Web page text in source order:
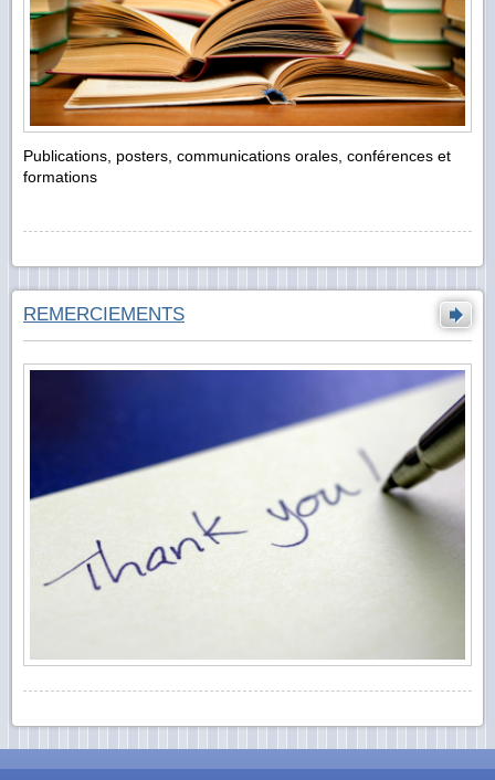
Publications, posters, communications orales, conférences et
formations
REMERCIEMENTS